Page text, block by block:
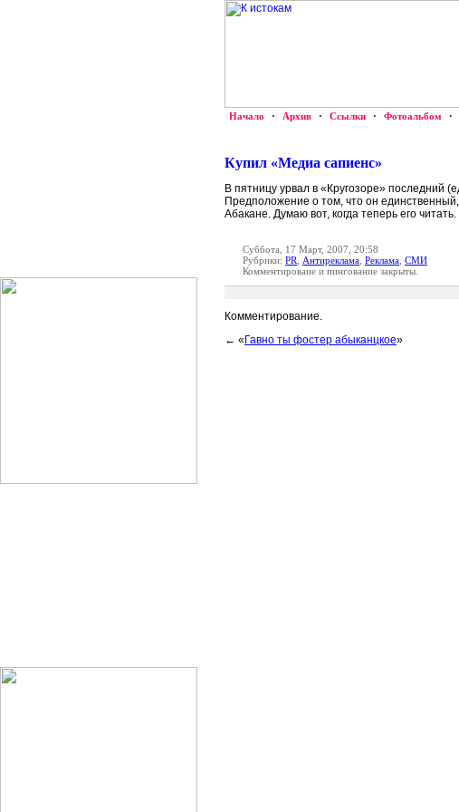
Начало · Архив · Ссылки · Фотоальбом ·
Купил «Медиа сапиенс»
В пятницу урвал в «Кругозоре» последний
Предположение о том, что он
Абакане. Думаю вот, когда теперь его читать.
Суббота, 17 Март, 2007, 20:58
Рубрики: PR Антиреклама Реклама СМИ
Комментироваие и пингование закрыты.
Комментирование.
← « Гавно ты фостер абыканцкое»